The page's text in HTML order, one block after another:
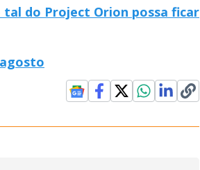
tal do Project Orion possa ficar